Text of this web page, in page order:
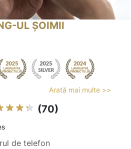
UL ȘOIMII
Arată mai multe >>
(70)
de telefon